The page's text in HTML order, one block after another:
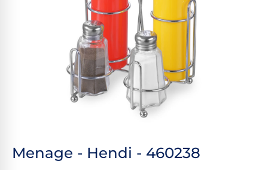
Menage - Hendi - 460238